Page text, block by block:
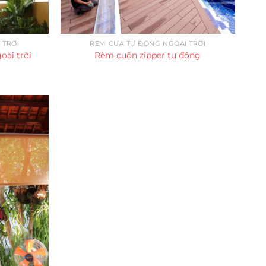
trời
RÈM CỬA TỰ ĐỘNG NGOÀI TRỜI
Rèm cuốn zipper tự động